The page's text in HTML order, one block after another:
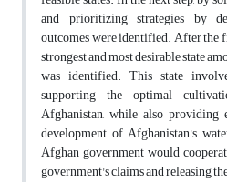
and prioritizing strategies by
outcomes were identified. After the
strongest and most desirable state
was identified. This state
supporting the optimal
Afghanistan, while also providing
development of Afghanistan's
Afghan government would
government's claims and releasing